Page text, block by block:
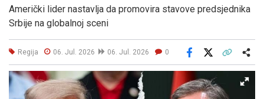
Američki lider nastavlja da promovira stavove predsjednika
Srbije na globalnoj sceni
Regija 06. Jul. 2026 06. Jul. 2026 0
Facebook